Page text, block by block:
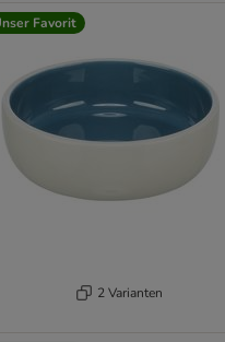
Favorit
2 Varianten